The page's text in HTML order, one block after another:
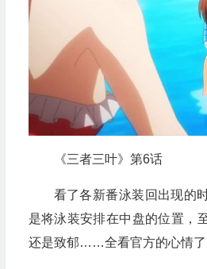
《三者三叶》第6话
看了各新番泳装回出现的
是将泳装安排在中盘的位置，
还是致郁……全看官方的心情了